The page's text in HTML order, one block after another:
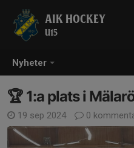
Nyheter
AIK HOCKEY
U15
🏆 1:a plats i
19 sep 2024 0